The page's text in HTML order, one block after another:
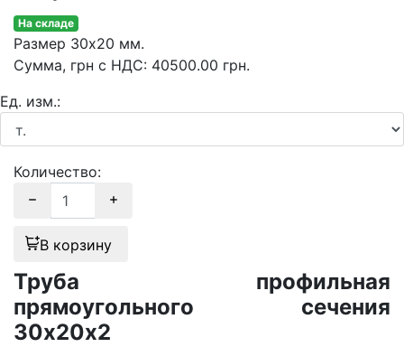
На складе
Размер 30х20 мм.
Сумма, грн с НДС: 40500.00 грн.
Ед. изм.:
Количество:
В корзину
Труба профильная
прямоугольного сечения
30х20х2